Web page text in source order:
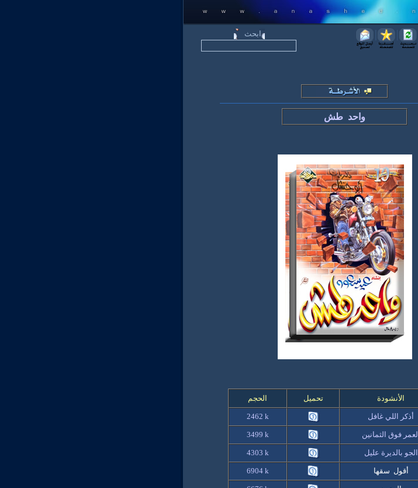
واحد طش
الحجم تحميل الأنشودة
2462 k أذكر اللي غافل
3499 k العمر فوق الثمانين
4303 k الجو بالديرة عليل
6904 k أقول سقها